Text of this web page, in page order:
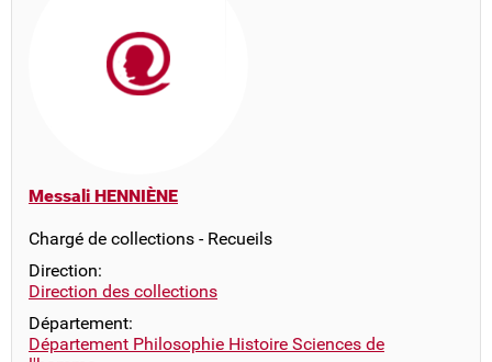
Messali HENNIÈNE
Chargé de collections - Recueils
Direction:
Direction des collections
Département:
Département Philosophie Histoire Sciences de